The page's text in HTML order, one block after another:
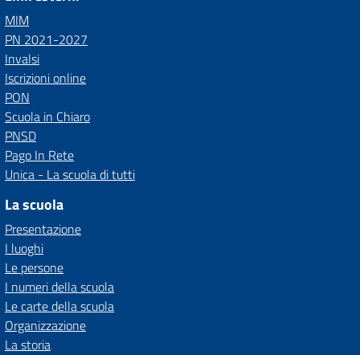
MIM
PN 2021-2027
Invalsi
Iscrizioni online
PON
Scuola in Chiaro
PNSD
Pago In Rete
Unica - La scuola di tutti
La scuola
Presentazione
I luoghi
Le persone
I numeri della scuola
Le carte della scuola
Organizzazione
La storia